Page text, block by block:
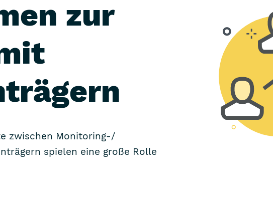
zur
zwischen Monitoring-/
spielen eine große Rolle